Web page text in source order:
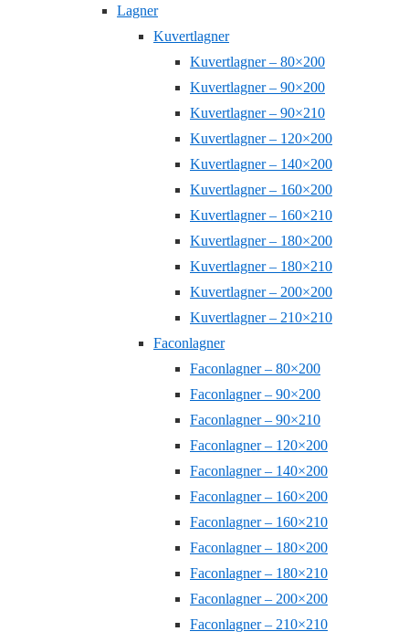
Lagner
Kuvertlagner
Kuvertlagner – 80×200
Kuvertlagner – 90×200
Kuvertlagner – 90×210
Kuvertlagner – 120×200
Kuvertlagner – 140×200
Kuvertlagner – 160×200
Kuvertlagner – 160×210
Kuvertlagner – 180×200
Kuvertlagner – 180×210
Kuvertlagner – 200×200
Kuvertlagner – 210×210
Faconlagner
Faconlagner – 80×200
Faconlagner – 90×200
Faconlagner – 90×210
Faconlagner – 120×200
Faconlagner – 140×200
Faconlagner – 160×200
Faconlagner – 160×210
Faconlagner – 180×200
Faconlagner – 180×210
Faconlagner – 200×200
Faconlagner – 210×210